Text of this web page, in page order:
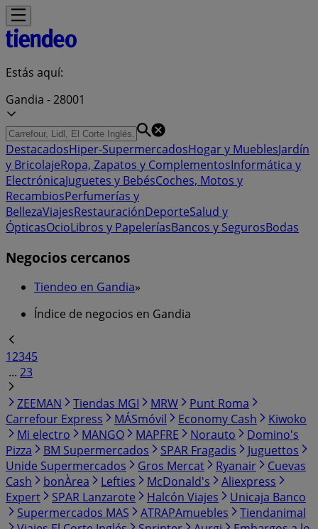
Estás aquí:
Gandia - 28001
DestacadosHiper-SupermercadosHogar y MueblesJardín
y BricolajeRopa, Zapatos y ComplementosInformática y
ElectrónicaJuguetes y BebésCoches, Motos y
RecambiosPerfumerías y
BellezaViajesRestauraciónDeporteSalud y
ÓpticasOcioLibros y PapeleríasBancos y SegurosBodas
Negocios cercanos
Tiendeo en Gandia»
Índice de negocios en Gandia
12345
... 23
ZEEMAN
Tiendas MGI MRW
Punt Roma
Carrefour Express
MÁSmóvil Economy Cash
Kiwoko
Mi electro
MANGO MAPFRE Norauto
Domino's
Pizza
BM Supermercados SPAR Fragadis
Juguettos
Unide Supermercados
Gros Mercat Ryanair
Cuevas
Cash
bonÀrea Lefties McDonald's
Aliexpress
Expert
SPAR Lanzarote Halcón Viajes
Unicaja Banco
Supermercados MAS
ATRAPAmuebles
Tiendanimal